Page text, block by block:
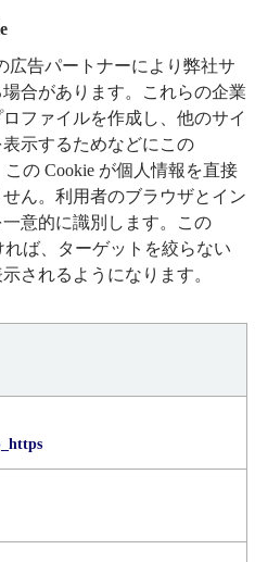
広告パートナーにより弊社サ
合があります。これらの企業
ファイルを作成し、他のサイ
示するためなどにこの
の Cookie が個人情報を直接
ん。利用者のブラウザとイン
意的に識別します。この
れば、ターゲットを絞らない
されるようになります。